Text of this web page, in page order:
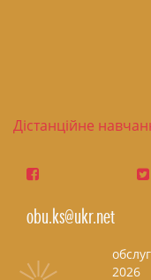
Дістанційне
obu.ks@ukr.net
2026